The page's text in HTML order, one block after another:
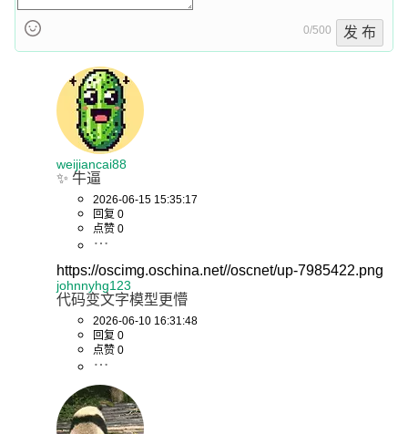
0/500 发 布
weijiancai88
✨ 牛逼
2026-06-15 15:35:17
回复 0
点赞 0
https://oscimg.oschina.net//oscnet/up-7985422.png
johnnyhg123
代码变文字模型更懵
2026-06-10 16:31:48
回复 0
点赞 0